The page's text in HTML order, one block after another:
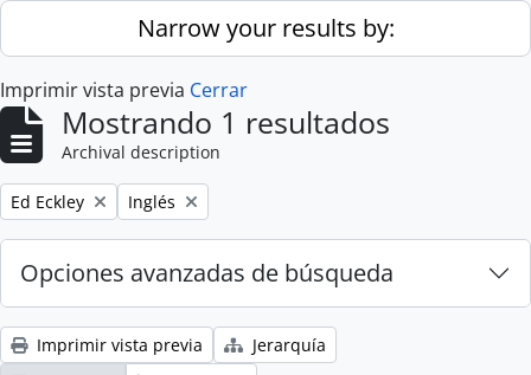
Skip to main contentNarrow your results by:
Imprimir vista previa Cerrar
Mostrando 1 resultados
Archival description
Remove filter:
Ed Eckley Remove filter:
Inglés
Opciones avanzadas de búsqueda
Imprimir vista previa
Jerarquía